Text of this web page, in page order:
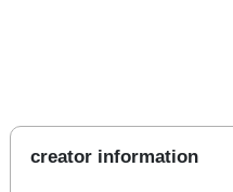
creator information